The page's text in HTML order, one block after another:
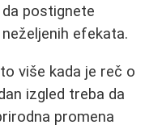
postignete
efekata.
više kada je reč o
izgled treba da
promena